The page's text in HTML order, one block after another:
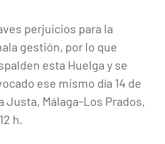
perjuicios para la
gestión, por lo que
esta Huelga y se
ese mismo día 14 de
Justa, Málaga-Los Prados,
h.